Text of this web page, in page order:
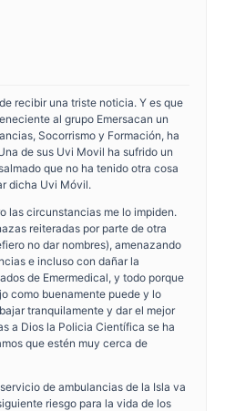
recibir una triste noticia. Y es que
al grupo Emersacan un
Socorrismo y Formación, ha
de sus Uvi Movil ha sufrido un
que no ha tenido otra cosa
dicha Uvi Móvil.
las circunstancias me lo impiden.
reiteradas por parte de otra
no dar nombres), amenazando
e incluso con dañar la
de Emermedical, y todo porque
como buenamente puede y lo
tranquilamente y dar el mejor
a Dios la Policia Científica se ha
que estén muy cerca de
de ambulancias de la Isla va
riesgo para la vida de los